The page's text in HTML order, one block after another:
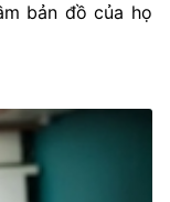
bản đồ của họ